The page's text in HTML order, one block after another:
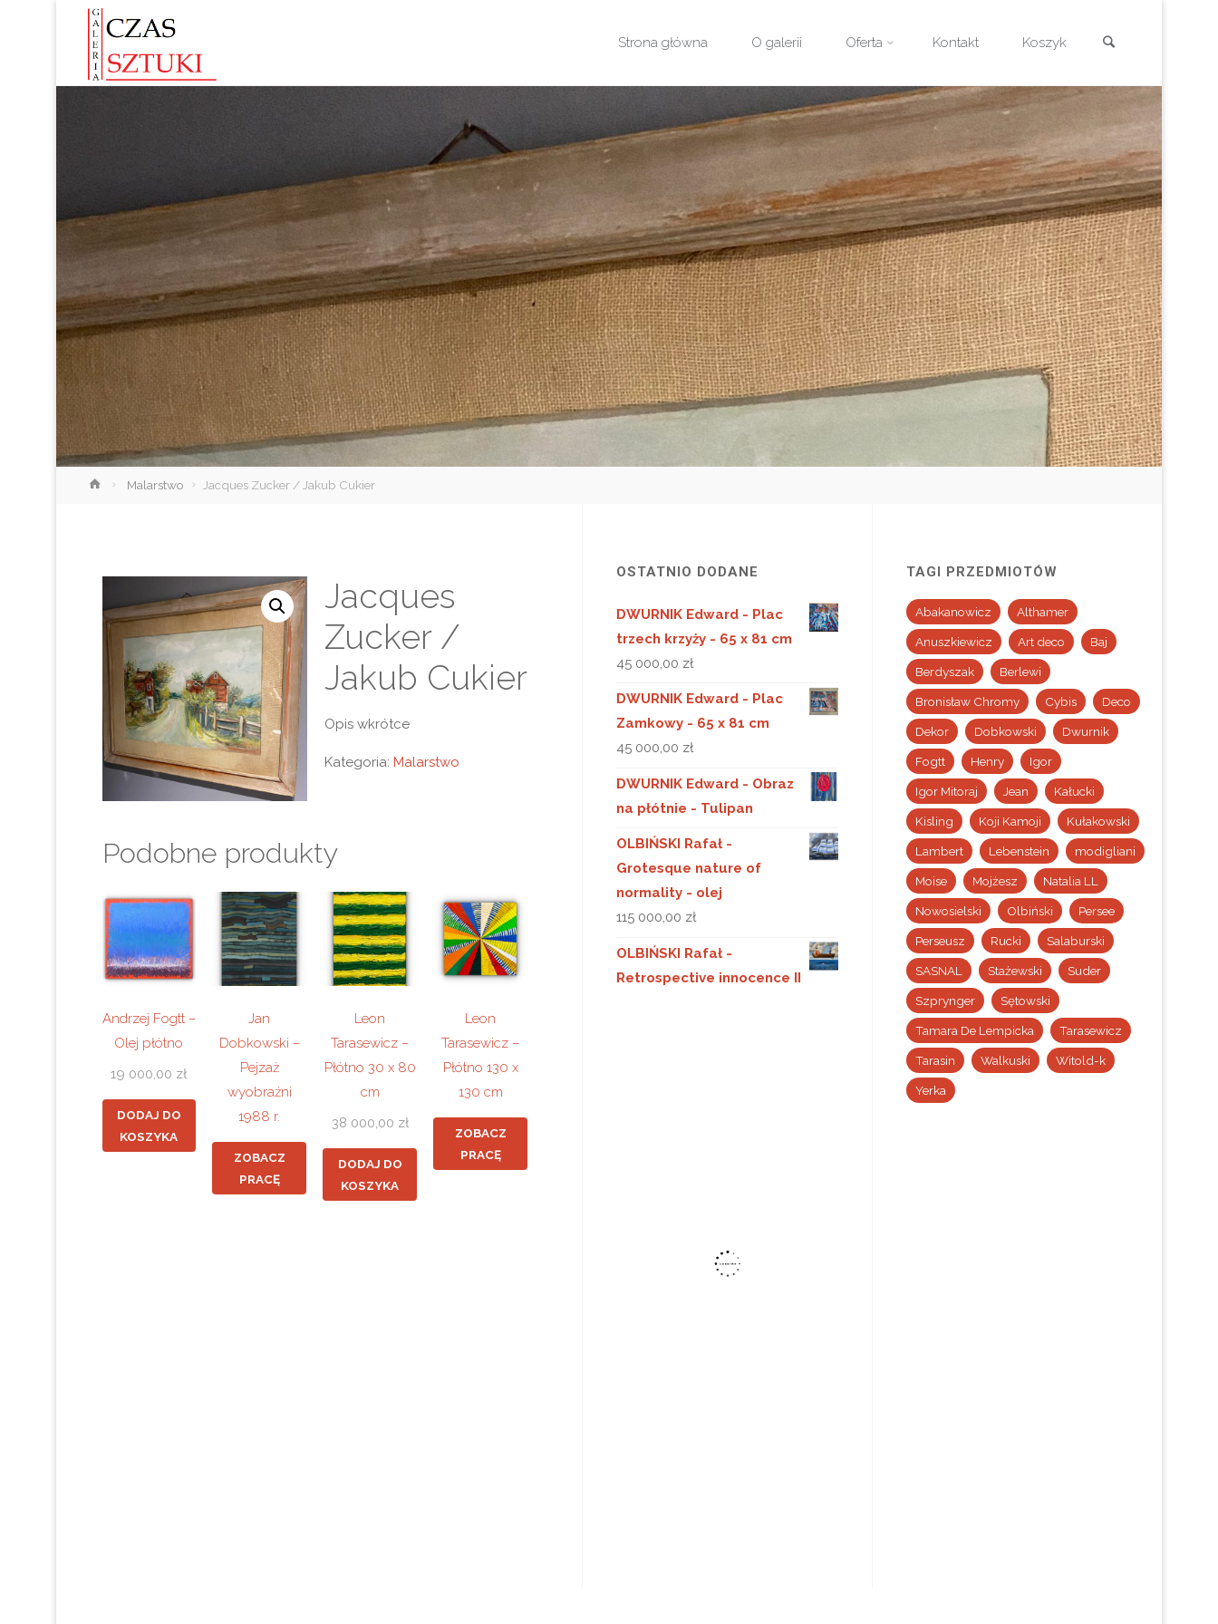
Strona główna O galerii Oferta Kontakt Koszyk
StronaMalarstwo Jacques Zucker / Jakub Cukier
Jacques
Zucker /
Jakub Cukier
Opis wkrótce
Kategoria: Malarstwo
Podobne produkty
Andrzej Fogtt –
Olej płótno
19 000,00 zł
DODAJ DO
KOSZYKA
Jan
Dobkowski –
Pejzaż
wyobraźni
1988 r.
ZOBACZ
PRACĘ
Leon
Tarasewicz –
Płótno 30 x 80
cm
38 000,00 zł
DODAJ DO
KOSZYKA
Leon
Tarasewicz –
Płótno 130 x
130 cm
ZOBACZ
PRACĘ
OSTATNIO DODANE
DWURNIK Edward - Plac
trzech krzyży - 65 x 81 cm
45 000,00 zł
DWURNIK Edward - Plac
Zamkowy - 65 x 81 cm
45 000,00 zł
DWURNIK Edward - Obraz
na płótnie - Tulipan
OLBIŃSKI Rafał -
Grotesque nature of
normality - olej
115 000,00 zł
OLBIŃSKI Rafał -
Retrospective innocence II
TAGI PRZEDMIOTÓW
Abakanowicz Althamer
Anuszkiewicz Art deco Baj
Berdyszak Berlewi
Bronisław Chromy Cybis Deco
Dekor Dobkowski Dwurnik
Fogtt Henry Igor
Igor Mitoraj Jean Kałucki
Kisling Koji Kamoji Kułakowski
Lambert Lebenstein modigliani
Moise Mojżesz Natalia LL
Nowosielski Olbiński Persee
Perseusz Rucki Salaburski
SASNAL Stażewski Suder
Szprynger Sętowski
Tamara De Lempicka Tarasewicz
Tarasin Walkuski Witold-k
Yerka